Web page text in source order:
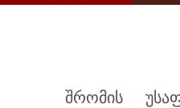
შრომის